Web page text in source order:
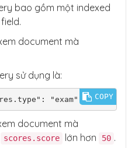
bao gồm một indexed
document mà
sử dụng là:
COPY
document mà
scores.score lớn hơn 50 .